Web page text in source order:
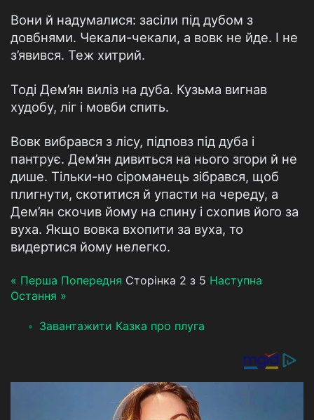
Вони й надумалися: засіли під дубом з
довбнями. Чекали-чекали, а вовк не йде. І не
з’явився. Теж хитрий.
Тоді Дем’ян виліз на дуба. Кузьма вигнав
худобу, ліг і мовби спить.
Вовк вибрався з лісу, підповз під дуба і
пантрує. Дем’ян дивиться на нього згори й не
дише. Тільки-но сіроманець зібрався, щоб
плигнути, скотитися й упасти на череду, а
Дем’ян скочив йому на спину і схопив його за
вуха. Якщо вовка вхопити за вуха, то
видертися йому нелегко.
« Перша Попередня Сторінка 2 з 5 Наступна
Остання »
Завантажити Казка про плуга